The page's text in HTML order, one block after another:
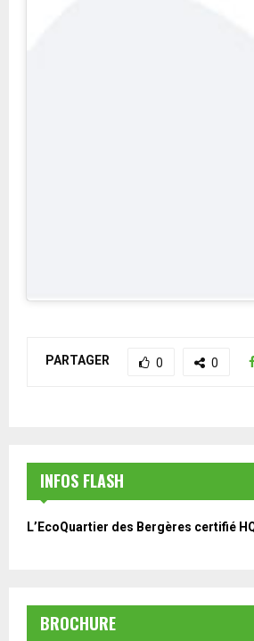
PARTAGER 0 0
INFOS FLASH
L’EcoQuartier des Bergères certifié
BROCHURE